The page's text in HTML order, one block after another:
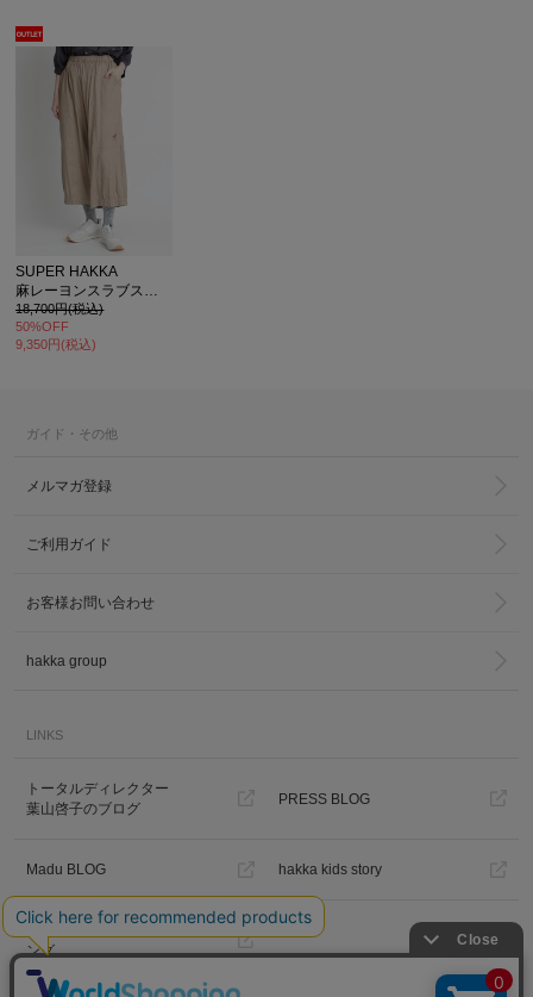
SUPER HAKKA
麻レーヨンスラブストレッチフラワーワンポイント刺繍コクーンパンツ
18,700円(税込)
50%OFF
9,350円(税込)
ガイド・その他
メルマガ登録
ご利用ガイド
お客様お問い合わせ
hakka group
LINKS
トータルディレクター
葉山啓子のブログ
PRESS BLOG
Madu BLOG hakka kids story
ング